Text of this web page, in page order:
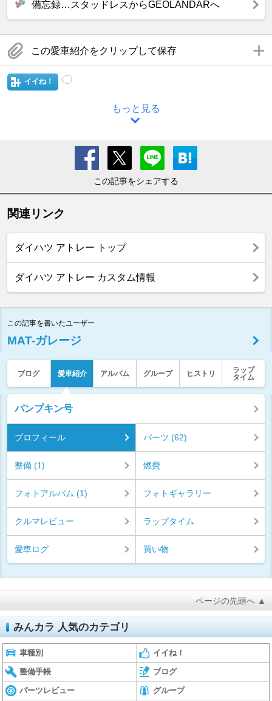
備忘録…スタッドレスからGEOLANDARへ
この愛車紹介をクリップして保存
イイね！
もっと見る
この記事をシェアする
関連リンク
ダイハツ アトレー トップ
ダイハツ アトレー カスタム情報
この記事を書いたユーザー
MAT-ガレージ
ブログ 愛車紹介 アルバム グループ ヒストリ
ラップ
タイム
パンプキン号
プロフィール パーツ (62)
整備 (1) 燃費
フォトアルバム (1) フォトギャラリー
クルマレビュー ラップタイム
愛車ログ 買い物
ページの先頭へ ▲
みんカラ 人気のカテゴリ
車種別 イイね！
整備手帳 ブログ
パーツレビュー グループ